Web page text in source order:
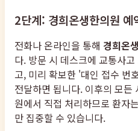
2단계: 경희온생한의원 예
전화나 온라인을 통해 경희온
다. 방문 시 데스크에 교통사
고, 미리 확보한 '대인 접수 번
전달하면 됩니다. 이후의 모든
원에서 직접 처리하므로 환자
만 집중할 수 있습니다.